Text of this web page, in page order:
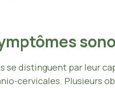
se distinguent par leur
cervicales. Plusieurs